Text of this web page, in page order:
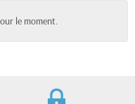
le moment.